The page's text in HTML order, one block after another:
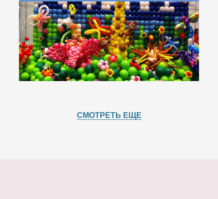
СМОТРЕТЬ ЕЩЕ